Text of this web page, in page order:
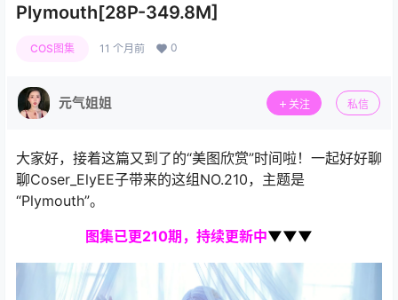
Plymouth[28P-349.8M]
COS图集 11 个月前 0
元气姐姐 关注 私信
大家好，接着这篇又到了的“美图欣赏”时间啦！一起好好聊
聊Coser_ElyEE子带来的这组NO.210，主题是
“Plymouth”。
图集已更210期，持续更新中▼▼▼